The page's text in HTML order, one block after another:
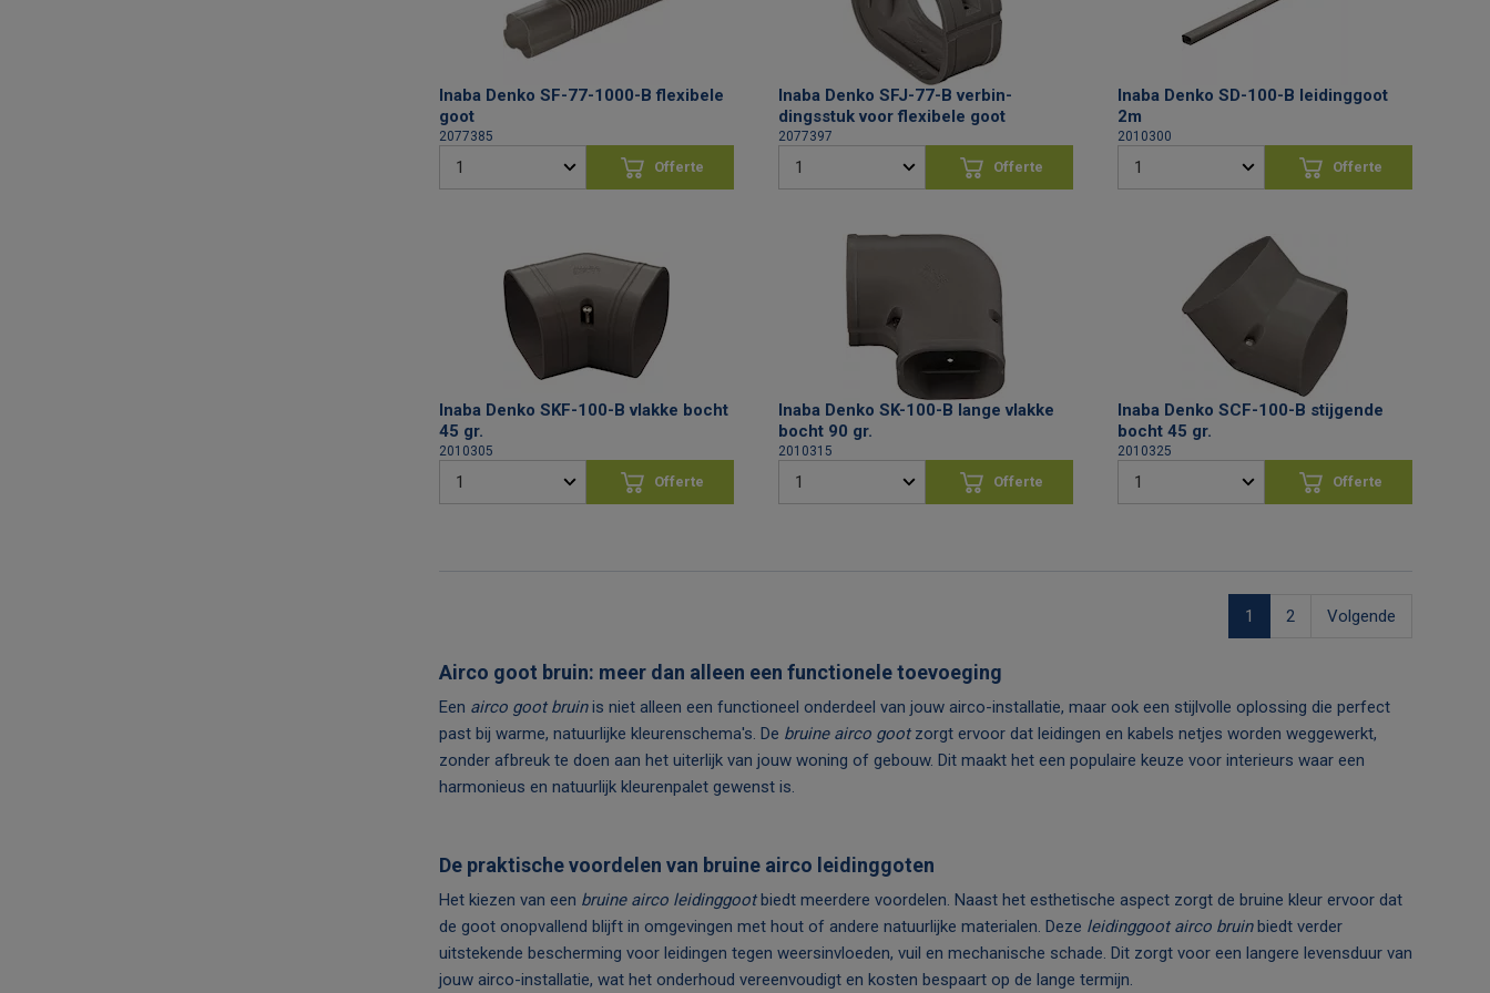
Inaba Denko SF-77-1000-B flexibele
goot
2077385
Offerte
aanvragen
Inaba Denko SFJ-77-B verbin­
dingsstuk voor flexibele goot
2077397
Offerte
aanvragen
Inaba Denko SD-100-B leidinggoot
2m
2010300
Offerte
aanvragen
Inaba Denko SKF-100-B vlakke bocht
45 gr.
2010305
Offerte
aanvragen
Inaba Denko SK-100-B lange vlakke
bocht 90 gr.
2010315
Offerte
aanvragen
Inaba Denko SCF-100-B stijgende
bocht 45 gr.
2010325
Offerte
aanvragen
1 2 Volgende
Airco goot bruin: meer dan alleen een functionele toevoeging
Een airco goot bruinis niet alleen een functioneel onderdeel van jouw airco-installatie, maar ook een stijlvolle oplossing die perfect
past bij warme, natuurlijke kleurenschema's. De bruine airco gootzorgt ervoor dat leidingen en kabels netjes worden weggewerkt,
zonder afbreuk te doen aan het uiterlijk van jouw woning of gebouw. Dit maakt het een populaire keuze voor interieurs waar een
harmonieus en natuurlijk kleurenpalet gewenst is.
De praktische voordelen van bruine airco leidinggoten
Het kiezen van een bruine airco leidinggootbiedt meerdere voordelen. Naast het esthetische aspect zorgt de bruine kleur ervoor dat
de goot onopvallend blijft in omgevingen met hout of andere natuurlijke materialen. Deze leidinggoot airco bruinbiedt verder
uitstekende bescherming voor leidingen tegen weersinvloeden, vuil en mechanische schade. Dit zorgt voor een langere levensduur van
jouw airco-installatie, wat het onderhoud vereenvoudigt en kosten bespaart op de lange termijn.